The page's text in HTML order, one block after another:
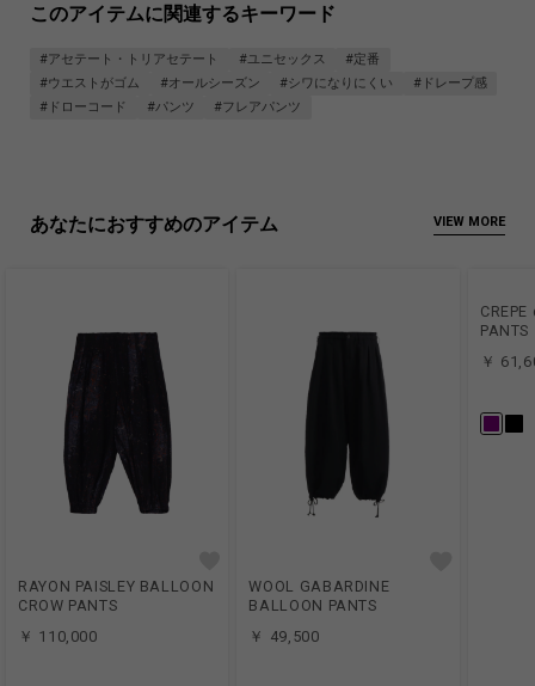
このアイテムに関連するキーワード
#アセテート・トリアセテート #ユニセックス
#定番
#ウエストがゴム
#オールシーズン #シワになりにくい
#ドレープ感
#ドローコード
#パンツ #フレアパンツ
あなたにおすすめのアイテム VIEW MORE
RAYON PAISLEY BALLOON
CROW PANTS
￥ 110,000
WOOL GABARDINE
BALLOON PANTS
￥ 49,500
PANTS
￥